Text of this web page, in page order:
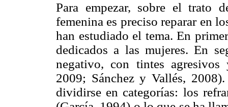
Para empezar, sobre el trato
femenina es preciso reparar en
han estudiado el tema. En
dedicados a las mujeres. En
negativo, con tintes agresivos
2009; Sánchez y Vallés,
dividirse en categorías: los